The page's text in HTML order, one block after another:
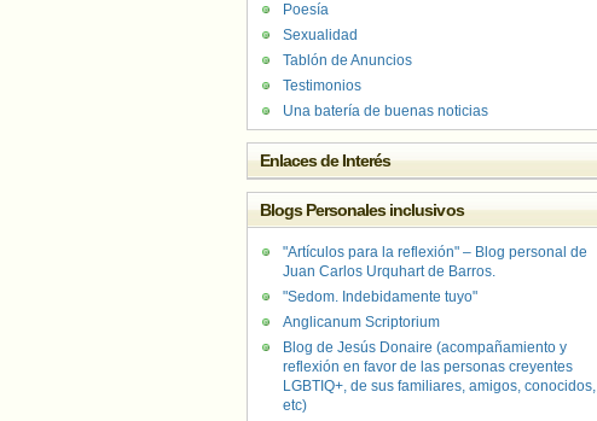
Poesía
Sexualidad
Tablón de Anuncios
Testimonios
Una batería de buenas noticias
Enlaces de Interés
Blogs Personales inclusivos
"Artículos para la reflexión" – Blog personal de
Juan Carlos Urquhart de Barros.
"Sedom. Indebidamente tuyo"
Anglicanum Scriptorium
Blog de Jesús Donaire (acompañamiento y
reflexión en favor de las personas creyentes
LGBTIQ+, de sus familiares, amigos, conocidos,
etc)